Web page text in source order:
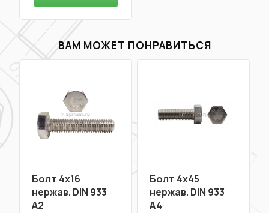
ВАМ МОЖЕТ ПОНРАВИТЬСЯ
Болт 4х16
нержав. DIN 933
A2
Болт 4х45
нержав. DIN 933
A4